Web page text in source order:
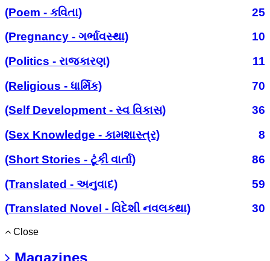
(Poem - કવિતા)
25
(Pregnancy - ગર્ભાવસ્થા)
10
(Politics - રાજકારણ)
11
(Religious - ધાર્મિક)
70
(Self Development - સ્વ વિકાસ)
36
(Sex Knowledge - કામશાસ્ત્ર)
8
(Short Stories - ટૂંકી વાર્તા)
86
(Translated - અનુવાદ)
59
(Translated Novel - વિદેશી નવલકથા)
30
Close
Magazines